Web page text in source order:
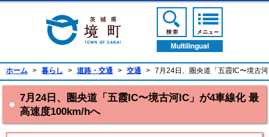
境町公式ホームページ検索ボタン
ホーム > 暮らし > 道路・交通 > 交通 > 7月24日、圏央道「五霞IC〜境古
7月24日、圏央道「五霞IC〜境古河IC」が4車線化 最
高速度100km/hへ